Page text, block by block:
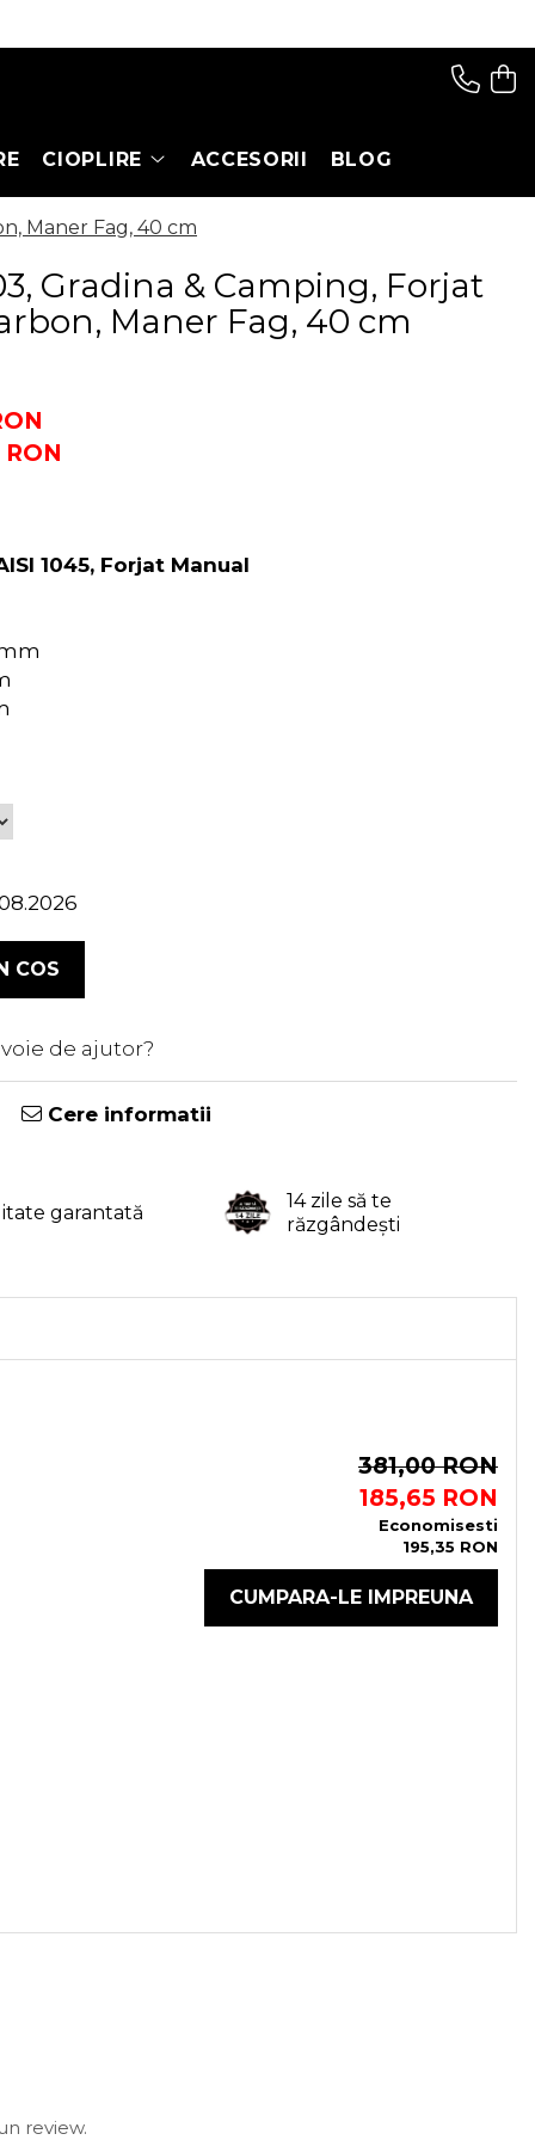
CIOPLIRE ACCESORII BLOG
Maner Fag, 40 cm
Gradina & Camping, Forjat
Maner Fag, 40 cm
RON
1045, Forjat Manual
COS
de ajutor?
Cere informatii
garantată
14 zile să te
răzgândești
381,00 RON
185,65 RON
Economisesti
195,35 RON
CUMPARA-LE IMPREUNA
review.